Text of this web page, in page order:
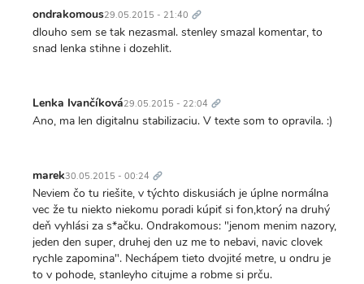
ondrakomous29.05.2015 - 21:40 odkaz
dlouho sem se tak nezasmal. stenley smazal komentar, to
snad lenka stihne i dozehlit.
Lenka Ivančíková29.05.2015 - 22:04 odkaz
Ano, ma len digitalnu stabilizaciu. V texte som to opravila. :)
marek30.05.2015 - 00:24 odkaz
Neviem čo tu riešite, v týchto diskusiách je úplne normálna
vec že tu niekto niekomu poradi kúpiť si fon,ktorý na druhý
deň vyhlási za s*ačku. Ondrakomous: "jenom menim nazory,
jeden den super, druhej den uz me to nebavi, navic clovek
rychle zapomina". Nechápem tieto dvojité metre, u ondru je
to v pohode, stanleyho citujme a robme si prču.